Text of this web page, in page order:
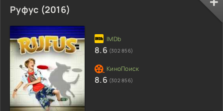
очутился. Но ему так и не удаётся это сделать. Пришлось
идти по туда, куда глаза глядят. Возможно, он сможет прийти
Руфус (2016)
8.6 (302 856)
8.6 (302 856)